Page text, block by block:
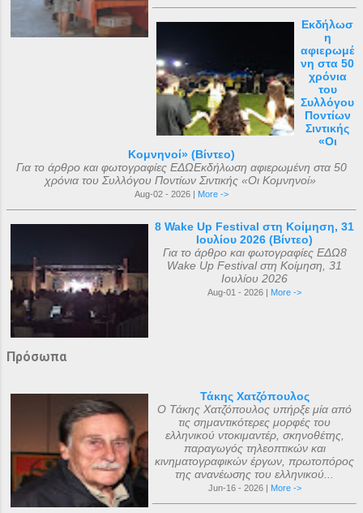
Εκδήλωσ
η
αφιερωμέ
νη στα 50
χρόνια
του
Συλλόγου
Ποντίων
Σιντικής
«Οι
Κομνηνοί» (Βίντεο)
Για το άρθρο και φωτογραφίες ΕΔΩΕκδήλωση αφιερωμένη στα 50
χρόνια του Συλλόγου Ποντίων Σιντικής «Οι Κομνηνοί»
Aug-02 - 2026 | More ->
8 Wake Up Festival στη Κοίμηση, 31
Ιουλίου 2026 (Βίντεο)
Για το άρθρο και φωτογραφίες ΕΔΩ8
Wake Up Festival στη Κοίμηση, 31
Ιουλίου 2026
Aug-01 - 2026 | More ->
Πρόσωπα
Τάκης Χατζόπουλος
Ο Τάκης Χατζόπουλος υπήρξε μία από
τις σημαντικότερες μορφές του
ελληνικού ντοκιμαντέρ, σκηνοθέτης,
παραγωγός τηλεοπτικών και
κινηματογραφικών έργων, πρωτοπόρος
της ανανέωσης του ελληνικού...
Jun-16 - 2026 | More ->